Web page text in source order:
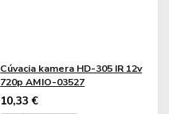
Cúvacia kamera HD-305 IR 12v
720p AMIO-03527
10,33 €